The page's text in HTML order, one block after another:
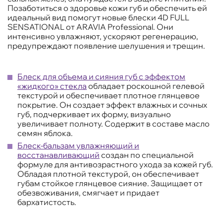
Позаботиться о здоровье кожи губ и обеспечить ей
идеальный вид помогут новые блески 4D FULL
SENSATIONAL от ARAVIA Professional. Они
интенсивно увлажняют, ускоряют регенерацию,
предупреждают появление шелушения и трещин.
Блеск для объема и сияния губ с эффектом
«жидкого» стекла обладает роскошной гелевой
текстурой и обеспечивает плотное глянцевое
покрытие. Он создает эффект влажных и сочных
губ, подчеркивает их форму, визуально
увеличивает полноту. Содержит в составе масло
семян яблока.
Блеск-бальзам увлажняющий и
восстанавливающий создан по специальной
формуле для антивозрастного ухода за кожей губ.
Обладая плотной текстурой, он обеспечивает
губам стойкое глянцевое сияние. Защищает от
обезвоживания, смягчает и придает
бархатистость.